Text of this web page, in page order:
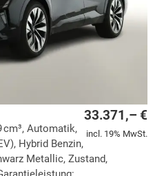
33.371,– €
incl. 19% MwSt.
cm³, Automatik,
Hybrid Benzin,
Metallic, Zustand,